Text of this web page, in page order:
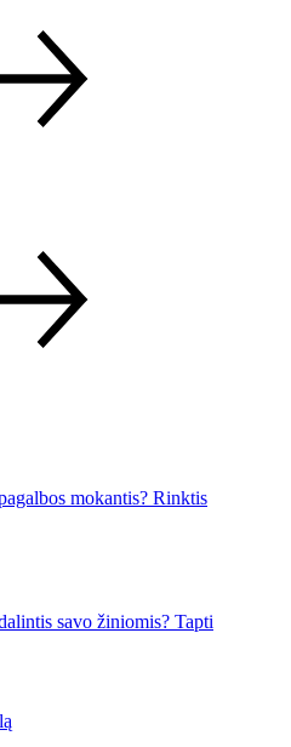
mokantis? Rinktis
savo žiniomis? Tapti